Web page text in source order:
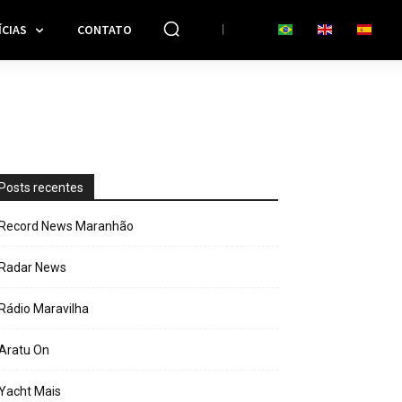
CONTATO
recentes
News Maranhão
News
Maravilha
On
Mais